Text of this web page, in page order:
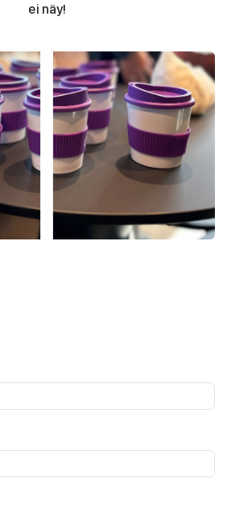
ei näy!